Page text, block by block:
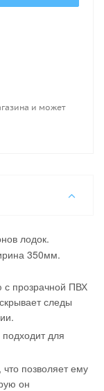
и может
лодок.
350мм.
с прозрачной ПВХ
следы
для
позволяет ему
он